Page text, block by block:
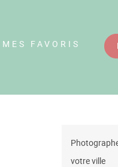
MES FAVORIS
votre ville